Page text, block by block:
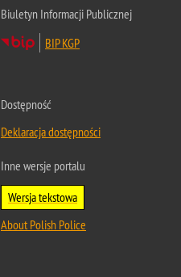
Biuletyn Informacji Publicznej
BIP KGP
Dostępność
Deklaracja dostępności
Inne wersje portalu
Wersja tekstowa
About Polish Police